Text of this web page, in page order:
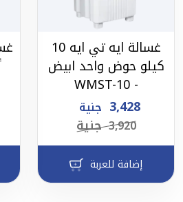
غسالة ايه تي ايه 10
كيلو حوض واحد ابيض
- WMST-10
3,428 جنية
3,920 جنية
إضافة للعربة